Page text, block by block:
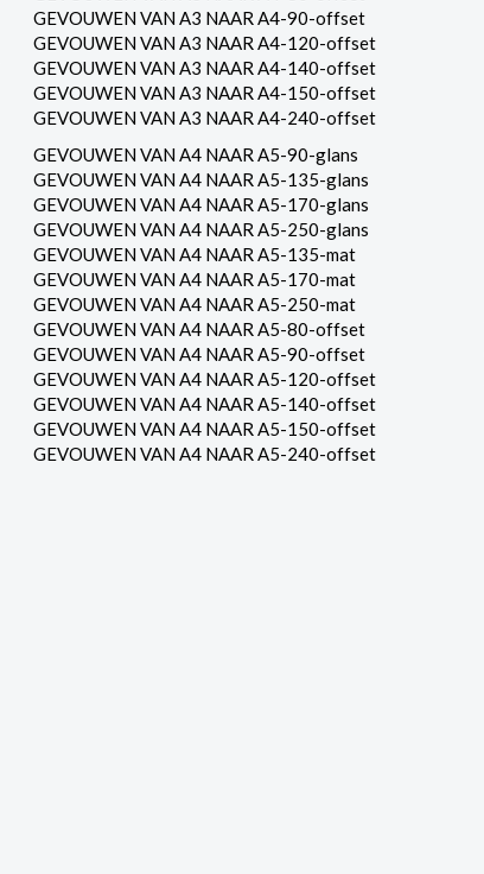
GEVOUWEN VAN A3 NAAR A4-90-offset
GEVOUWEN VAN A3 NAAR A4-120-offset
GEVOUWEN VAN A3 NAAR A4-140-offset
GEVOUWEN VAN A3 NAAR A4-150-offset
GEVOUWEN VAN A3 NAAR A4-240-offset
GEVOUWEN VAN A4 NAAR A5-90-glans
GEVOUWEN VAN A4 NAAR A5-135-glans
GEVOUWEN VAN A4 NAAR A5-170-glans
GEVOUWEN VAN A4 NAAR A5-250-glans
GEVOUWEN VAN A4 NAAR A5-135-mat
GEVOUWEN VAN A4 NAAR A5-170-mat
GEVOUWEN VAN A4 NAAR A5-250-mat
GEVOUWEN VAN A4 NAAR A5-80-offset
GEVOUWEN VAN A4 NAAR A5-90-offset
GEVOUWEN VAN A4 NAAR A5-120-offset
GEVOUWEN VAN A4 NAAR A5-140-offset
GEVOUWEN VAN A4 NAAR A5-150-offset
GEVOUWEN VAN A4 NAAR A5-240-offset